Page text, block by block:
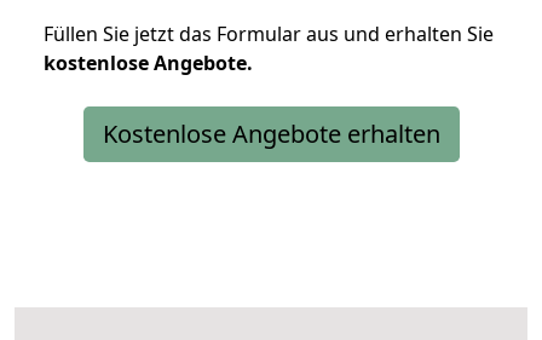
Füllen Sie jetzt das Formular aus und erhalten Sie
kostenloseAngebote.
Kostenlose Angebote erhalten